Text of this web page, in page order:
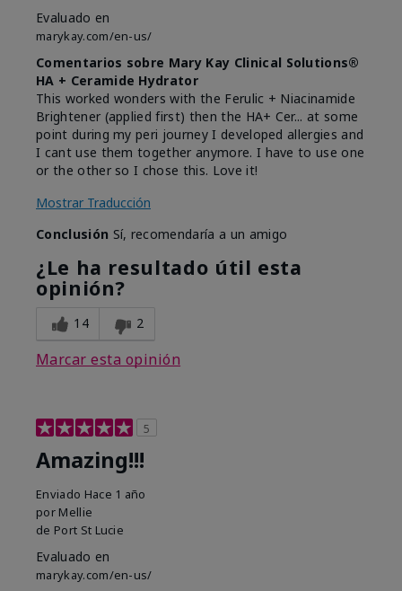
Evaluado en
marykay.com/en-us/
Comentarios sobre Mary Kay Clinical Solutions®
HA + Ceramide Hydrator
This worked wonders with the Ferulic + Niacinamide
Brightener (applied first) then the HA+ Cer... at some
point during my peri journey I developed allergies and
I cant use them together anymore. I have to use one
or the other so I chose this. Love it!
Mostrar Traducción
Conclusión Sí, recomendaría a un amigo
¿Le ha resultado útil esta
opinión?
14 2
Marcar esta opinión
5
Amazing!!!
Enviado Hace 1 año
por Mellie
de Port St Lucie
Evaluado en
marykay.com/en-us/